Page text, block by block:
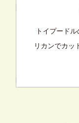
トイプード
リカンでカッ